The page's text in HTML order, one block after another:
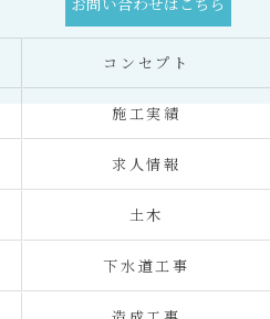
コンセプト
施工実績
求人情報
土木
下水道工事